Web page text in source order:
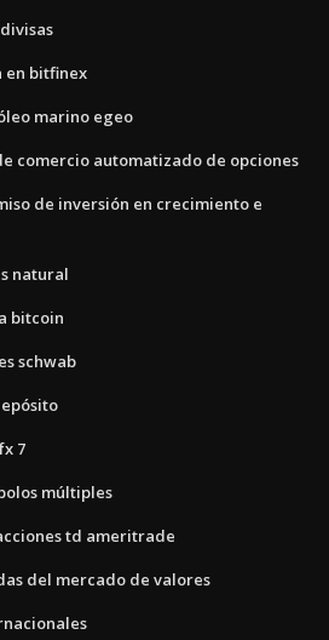
en bitfinex
marino egeo
comercio automatizado de opciones
de inversión en crecimiento e
natural
bitcoin
schwab
7
múltiples
td ameritrade
del mercado de valores